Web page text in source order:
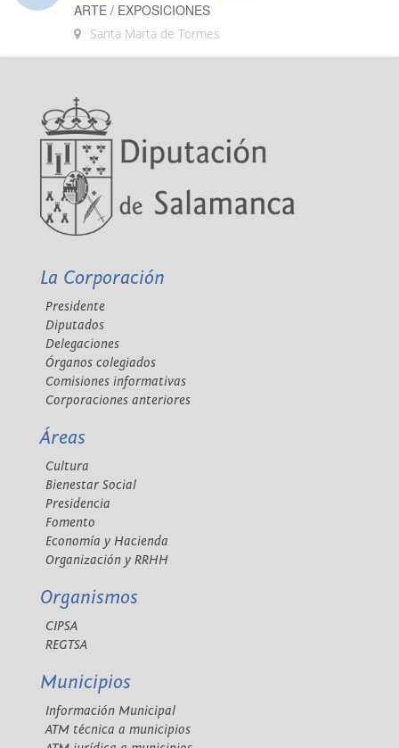
ARTE / EXPOSICIONES
Santa Marta de Tormes
La Corporación
Presidente
Diputados
Delegaciones
Órganos colegiados
Comisiones informativas
Corporaciones anteriores
Áreas
Cultura
Bienestar Social
Presidencia
Fomento
Economía y Hacienda
Organización y RRHH
Organismos
CIPSA
REGTSA
Municipios
Información Municipal
ATM técnica a municipios